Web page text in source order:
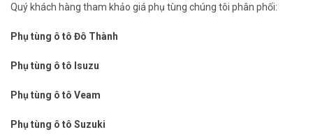
Quý khách hàng tham khảo giá phụ tùng chúng tôi phân phối:
Phụ tùng ô tô Đô Thành
Phụ tùng ô tô Isuzu
Phụ tùng ô tô Veam
Phụ tùng ô tô Suzuki